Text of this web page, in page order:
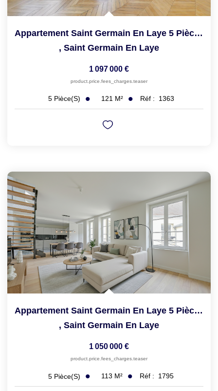
Appartement Saint Germain En Laye 5 Pièce(s) 121.43 M2
, Saint Germain En Laye
1 097 000 €
product.price.fees_charges.teaser
5 Pièce(s) 121 M² Réf : 1363
Appartement Saint Germain En Laye 5 Pièce(s) Duplex De...
, Saint Germain En Laye
1 050 000 €
product.price.fees_charges.teaser
5 Pièce(s) 113 M² Réf : 1795